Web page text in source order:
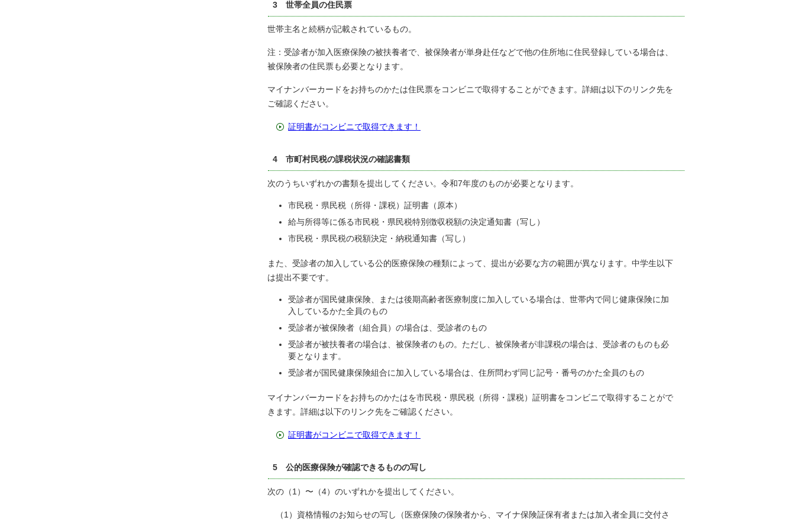
3 世帯全員の住民票
世帯主名と続柄が記載されているもの。
注：受診者が加入医療保険の被扶養者で、被保険者が単身赴任などで他の住所地に住民登録している場合は、
被保険者の住民票も必要となります。
マイナンバーカードをお持ちのかたは住民票をコンビニで取得することができます。詳細は以下のリンク先を
ご確認ください。
証明書がコンビニで取得できます！
4 市町村民税の課税状況の確認書類
次のうちいずれかの書類を提出してください。令和7年度のものが必要となります。
市民税・県民税（所得・課税）証明書（原本）
給与所得等に係る市民税・県民税特別徴収税額の決定通知書（写し）
市民税・県民税の税額決定・納税通知書（写し）
また、受診者の加入している公的医療保険の種類によって、提出が必要な方の範囲が異なります。中学生以下
は提出不要です。
受診者が国民健康保険、または後期高齢者医療制度に加入している場合は、世帯内で同じ健康保険に加
入しているかた全員のもの
受診者が被保険者（組合員）の場合は、受診者のもの
受診者が被扶養者の場合は、被保険者のもの。ただし、被保険者が非課税の場合は、受診者のものも必
要となります。
受診者が国民健康保険組合に加入している場合は、住所問わず同じ記号・番号のかた全員のもの
マイナンバーカードをお持ちのかたはを市民税・県民税（所得・課税）証明書をコンビニで取得することがで
きます。詳細は以下のリンク先をご確認ください。
証明書がコンビニで取得できます！
5 公的医療保険が確認できるものの写し
次の（1）〜（4）のいずれかを提出してください。
（1）資格情報のお知らせの写し（医療保険の保険者から、マイナ保険証保有者または加入者全員に交付さ